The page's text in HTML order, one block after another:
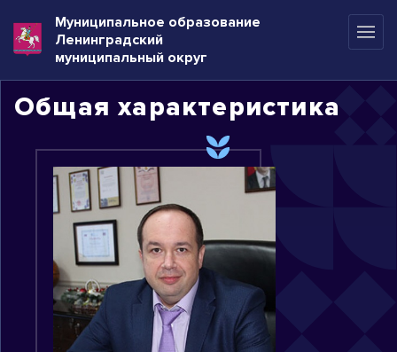
Муниципальное образование
Ленинградский
муниципальный округ
Общая характеристика